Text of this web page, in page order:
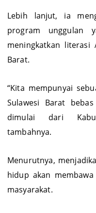
Lebih lanjut, ia
program unggulan
meningkatkan literasi
Barat.
“Kita mempunyai
Sulawesi Barat
dimulai dari
tambahnya.
Menurutnya,
hidup akan
masyarakat.